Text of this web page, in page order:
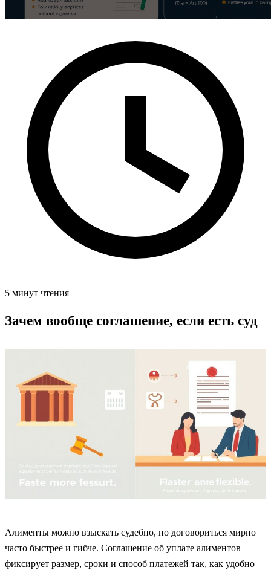
5 минут чтения
Зачем вообще соглашение, если есть суд
Алименты можно взыскать судебно, но договориться мирно
часто быстрее и гибче. Соглашение об уплате алиментов
фиксирует размер, сроки и способ платежей так, как удобно